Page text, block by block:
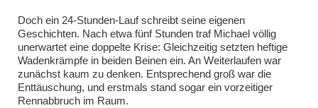
Doch ein 24-Stunden-Lauf schreibt seine eigenen
Geschichten. Nach etwa fünf Stunden traf Michael völlig
unerwartet eine doppelte Krise: Gleichzeitig setzten heftige
Wadenkrämpfe in beiden Beinen ein. An Weiterlaufen war
zunächst kaum zu denken. Entsprechend groß war die
Enttäuschung, und erstmals stand sogar ein vorzeitiger
Rennabbruch im Raum.